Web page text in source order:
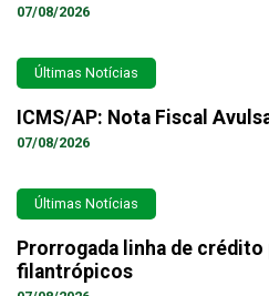
07/08/2026
Últimas Notícias
ICMS/AP: Nota Fiscal
07/08/2026
Últimas Notícias
Prorrogada linha de
filantrópicos